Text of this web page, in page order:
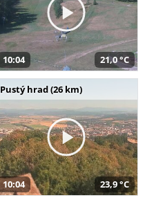
10:04 21,0 °C
Pustý hrad (26 km)
10:04 23,9 °C